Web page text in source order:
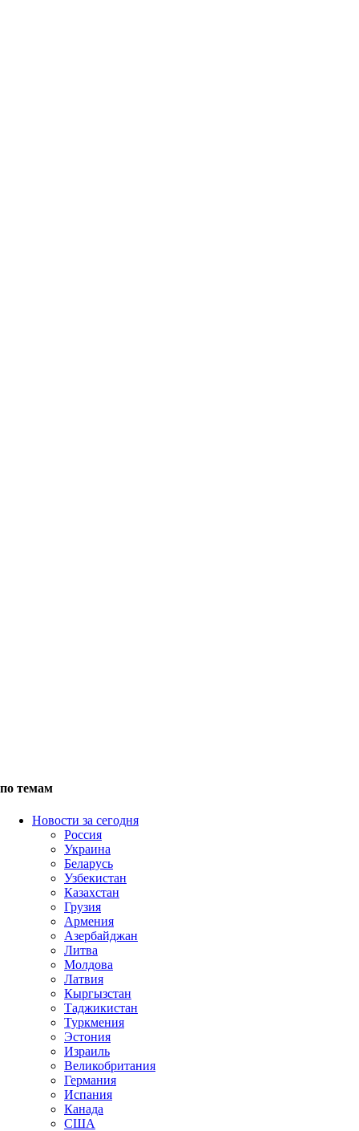
по темам
Новости за сегодня
Россия
Украина
Беларусь
Узбекистан
Казахстан
Грузия
Армения
Азербайджан
Литва
Молдова
Латвия
Кыргызстан
Таджикистан
Туркмения
Эстония
Израиль
Великобритания
Германия
Испания
Канада
США